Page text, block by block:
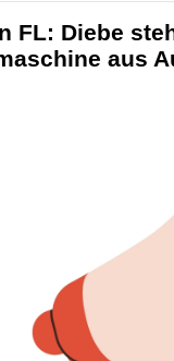
FL: Diebe
aus